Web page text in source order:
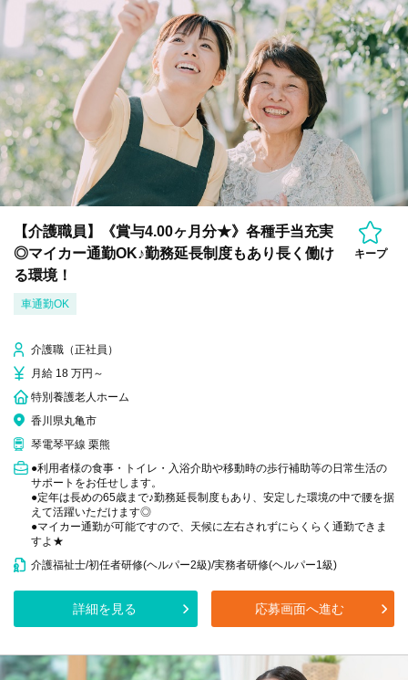
【介護職員】《賞与4.00ヶ月分★》各種手当充実
◎マイカー通勤OK♪勤務延長制度もあり長く働け
る環境！
キープ
車通勤OK
介護職（正社員）
月給 18 万円～
特別養護老人ホーム
香川県丸亀市
琴電琴平線 栗熊
●利用者様の食事・トイレ・入浴介助や移動時の歩行補助等の日常生活の
サポートをお任せします。
●定年は長めの65歳まで♪勤務延長制度もあり、安定した環境の中で腰を据
えて活躍いただけます◎
●マイカー通勤が可能ですので、天候に左右されずにらくらく通勤できま
すよ★
介護福祉士/初任者研修(ヘルパー2級)/実務者研修(ヘルパー1級)
詳細を見る 応募画面へ進む